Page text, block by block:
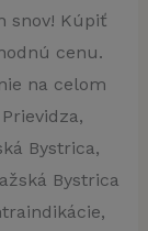
snov! Kúpiť
cenu.
na celom
Bystrica,
Bystrica